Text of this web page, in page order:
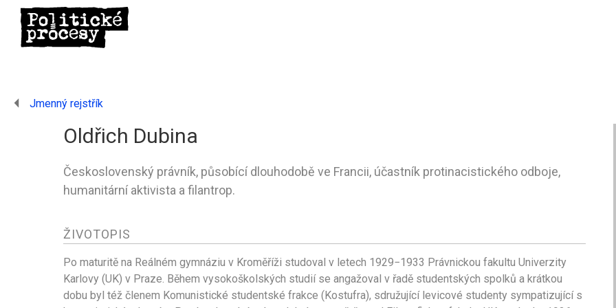
Jmenný rejstřík
Oldřich Dubina
Československý právník, působící dlouhodobě ve Francii, účastník protinacistického odboje,
humanitární aktivista a filantrop.
ŽIVOTOPIS
Po maturitě na Reálném gymnáziu v Kroměříži studoval v letech 1929−1933 Právnickou fakultu Univerzity
Karlovy (UK) v Praze. Během vysokoškolských studií se angažoval v řadě studentských spolků a krátkou
dobu byl též členem Komunistické studentské frakce (Kostufra), sdružující levicové studenty sympatizující s